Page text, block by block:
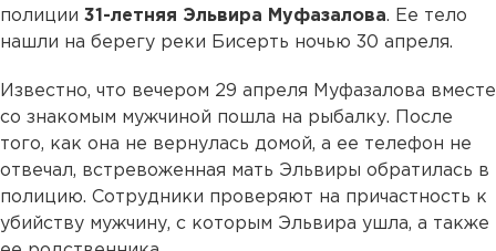
полиции 31-летняя Эльвира Муфазалова. Ее тело
нашли на берегу реки Бисерть ночью 30 апреля.
Известно, что вечером 29 апреля Муфазалова вместе
со знакомым мужчиной пошла на рыбалку. После
того, как она не вернулась домой, а ее телефон не
отвечал, встревоженная мать Эльвиры обратилась в
полицию. Сотрудники проверяют на причастность к
убийству мужчину, с которым Эльвира ушла, а также